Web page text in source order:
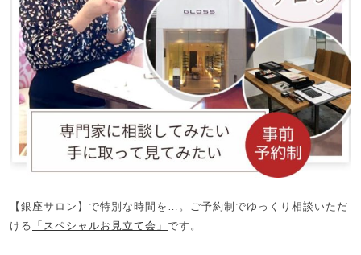
【銀座サロン】で特別な時間を…。ご予約制でゆっくり相談いただ
ける 「スペシャルお見立て会」 です。